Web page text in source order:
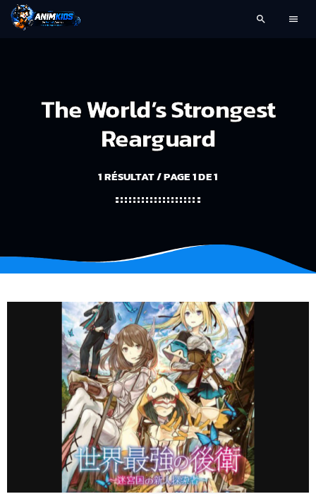
search menu
The World’s Strongest
Rearguard
1 RÉSULTAT / PAGE 1 DE 1